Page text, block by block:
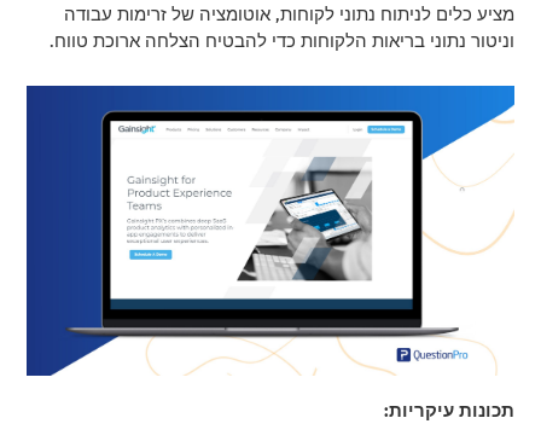
מציע כלים לניתוח נתוני לקוחות, אוטומציה של זרימות עבודה
וניטור נתוני בריאות הלקוחות כדי להבטיח הצלחה ארוכת טווח.
תכונות עיקריות: